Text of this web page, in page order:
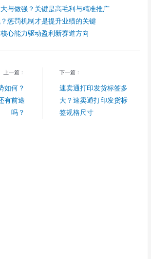
与做强？关键是高毛利与精准推广
惩罚机制才是提升业绩的关键
心能力驱动盈利新赛道方向
上一篇：
如何？
有前途
吗？
下一篇：
速卖通打印发货标签多
大？速卖通打印发货标
签规格尺寸